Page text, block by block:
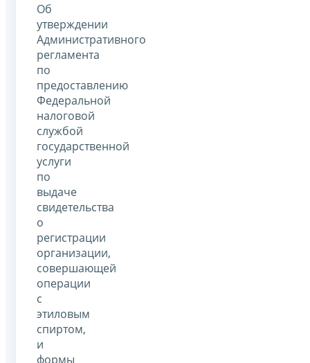
Об
утверждении
Административного
регламента
по
предоставлению
Федеральной
налоговой
службой
государственной
услуги
по
выдаче
свидетельства
о
регистрации
организации,
совершающей
операции
с
этиловым
спиртом,
и
формы